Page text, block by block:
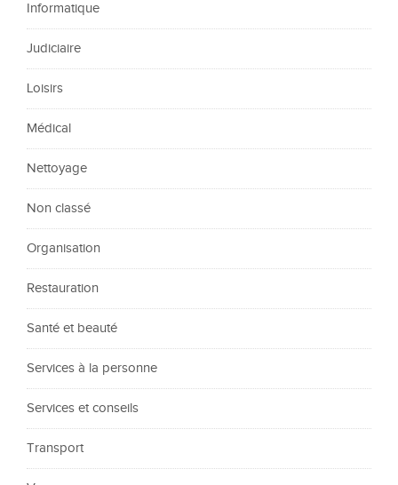
Informatique
Judiciaire
Loisirs
Médical
Nettoyage
Non classé
Organisation
Restauration
Santé et beauté
Services à la personne
Services et conseils
Transport